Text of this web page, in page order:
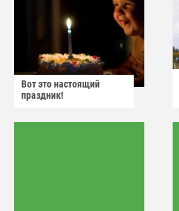
Вот это настоящий
праздник!